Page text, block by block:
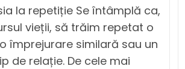
la repetiție Se întâmplă ca,
vieții, să trăim repetat o
împrejurare similară sau un
de relație. De cele mai